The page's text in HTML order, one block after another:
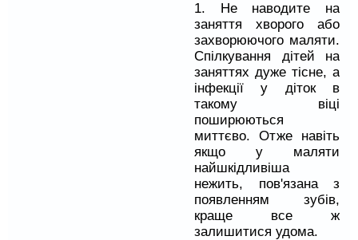
1. Не наводите на
заняття хворого або
захворюючого маляти.
Спілкування дітей на
заняттях дуже тісне, а
інфекції у діток в
такому віці
поширюються
миттєво. Отже навіть
якщо у маляти
найшкідливіша
нежить, пов'язана з
появленням зубів,
краще все ж
залишитися удома.